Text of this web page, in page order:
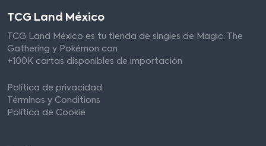
TCG Land México
TCG Land México es tu tienda de singles de Magic: The
Gathering y Pokémon con
+100K cartas disponibles de importación
Política de privacidad
Términos y Conditions
Política de Cookie